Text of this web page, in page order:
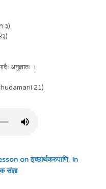
अनुज्ञातः ।
21)
on इच्छार्थकरुपाणि. In